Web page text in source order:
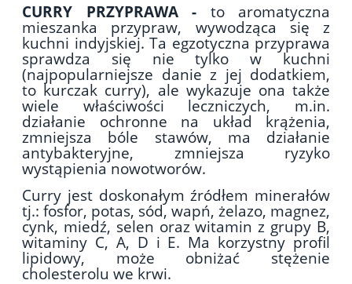
CURRY PRZYPRAWA - to aromatyczna
mieszanka przypraw, wywodząca się z
kuchni indyjskiej. Ta egzotyczna przyprawa
sprawdza się nie tylko w kuchni
(najpopularniejsze danie z jej dodatkiem,
to kurczak curry), ale wykazuje ona także
wiele właściwości leczniczych, m.in.
działanie ochronne na układ krążenia,
zmniejsza bóle stawów, ma działanie
antybakteryjne, zmniejsza ryzyko
wystąpienia nowotworów.
Curry jest doskonałym źródłem minerałów
tj.: fosfor, potas, sód, wapń, żelazo, magnez,
cynk, miedź, selen oraz witamin z grupy B,
witaminy C, A, D i E. Ma korzystny profil
lipidowy, może obniżać stężenie
cholesterolu we krwi.